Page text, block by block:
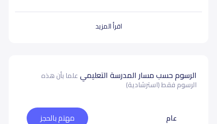
اقرأ المزيد
الرسوم حسب مسار المدرسة التعليميعلما بأن هذه
الرسوم فقط (استرشادية)
عام مهتم بالحجز